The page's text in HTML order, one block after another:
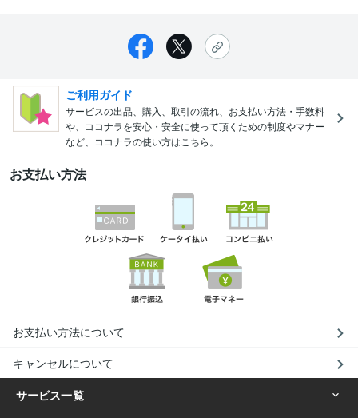
ご利用ガイド
サービスの出品、購入、取引の流れ、お支払い方法・手数料
や、ココナラを安心・安全に使って頂くための制度やマナー
など、ココナラの使い方はこちら。
お支払い方法
お支払い方法について
キャンセルについて